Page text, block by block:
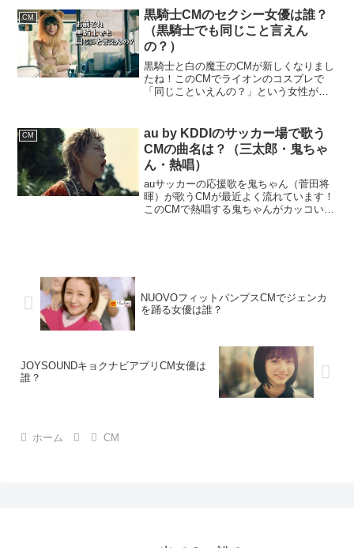
並みの坂道...
CM
黒騎士CMのセクシー女優は誰？
（黒騎士でも同じこと言えん
の？）
黒騎士と白の魔王のCMが新しくなりまし
たね！このCMでライオンのコスプレで
「同じこといえんの？」という女性が可
生風の男子がスマホを見て「バイトも面
白いことないなぁ」...
CM
au by KDDIのサッカー場で歌う
CMの曲名は？（三太郎・鬼ちゃ
ん・熱唱）
auサッカーの応援歌を鬼ちゃん（菅田将
暉）が歌うCMが最近よく流れています！
このCMで熱唱する鬼ちゃんがカッコい
NUOVOフィットパンプスCMでジェンカ
を踊る女優は誰？
JOYSOUNDキョクナビアプリCM女優は
誰？
ホーム CM